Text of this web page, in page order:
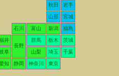
秋田 岩手
山形 宮城
石川 富山 新潟 福島
井
長野
群馬 栃木 茨城
阜 山梨 埼玉 千葉
知 静岡 神奈川 東京